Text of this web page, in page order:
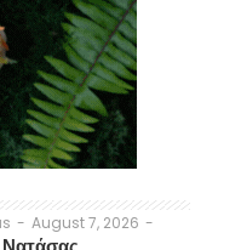
- August 7, 2026 -